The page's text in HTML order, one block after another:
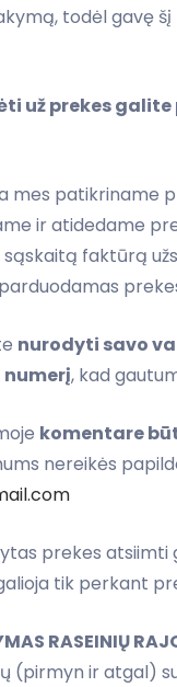
todėl gavę
už prekes
mes patikriname
ir atidedame
faktūrą
nurodyti savo
, kad
komentare
nereikės
prekes
tik perkant
RASEINIŲ
(pirmyn ir atgal)